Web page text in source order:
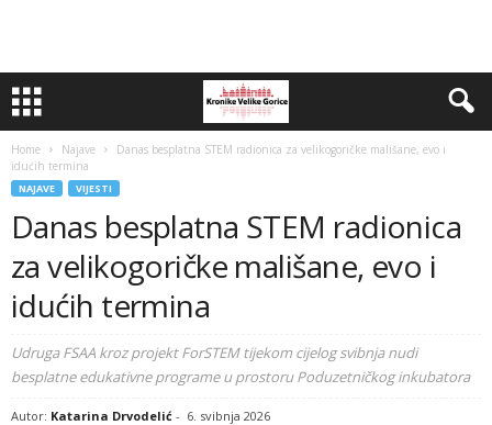
Home Najave
Danas besplatna STEM radionica za velikogoričke mališane, evo i
idućih termina
NAJAVE VIJESTI
Danas besplatna STEM radionica
za velikogoričke mališane, evo i
idućih termina
Udruga FSAA kroz projekt ForSTEM tijekom cijelog svibnja nudi
besplatne edukativne programe u prostoru Poduzetničkog inkubatora
Autor: Katarina Drvodelić - 6. svibnja 2026